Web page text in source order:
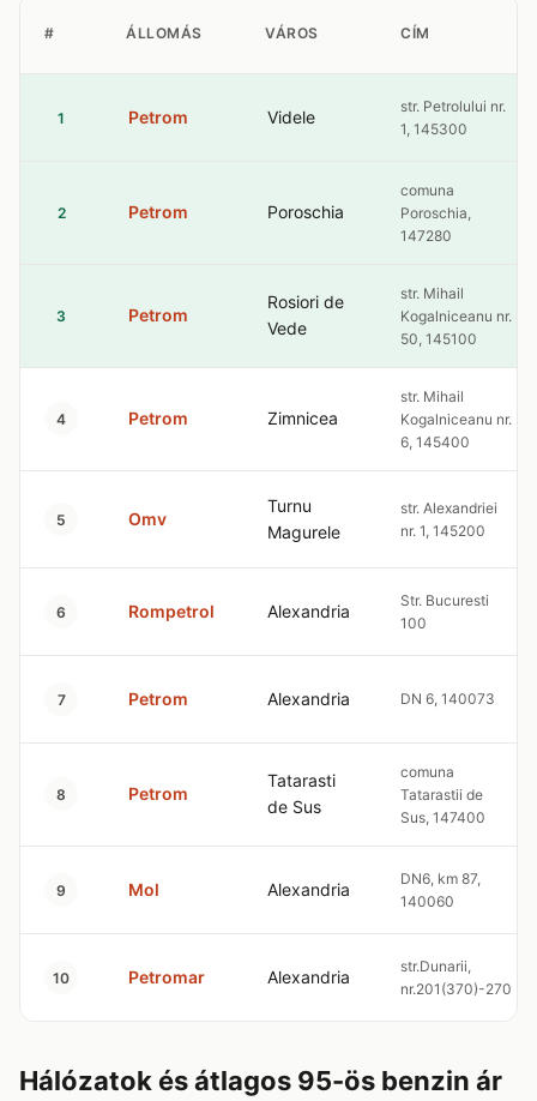
# ÁLLOMÁS VÁROS CÍM
1 Petrom Videle
str. Petrolului nr.
1, 145300
2 Petrom Poroschia
comuna
Poroschia,
147280
3 Petrom
Rosiori de
Vede
str. Mihail
Kogalniceanu nr.
50, 145100
4 Petrom Zimnicea
str. Mihail
Kogalniceanu nr.
6, 145400
5 Omv
Turnu
Magurele
str. Alexandriei
nr. 1, 145200
6 Rompetrol Alexandria
Str. Bucuresti
100
7 Petrom Alexandria DN 6, 140073
8 Petrom
Tatarasti
de Sus
comuna
Tatarastii de
Sus, 147400
9 Mol Alexandria
DN6, km 87,
140060
10 Petromar Alexandria
str.Dunarii,
nr.201(370)-270
Hálózatok és átlagos 95-ös benzin ár